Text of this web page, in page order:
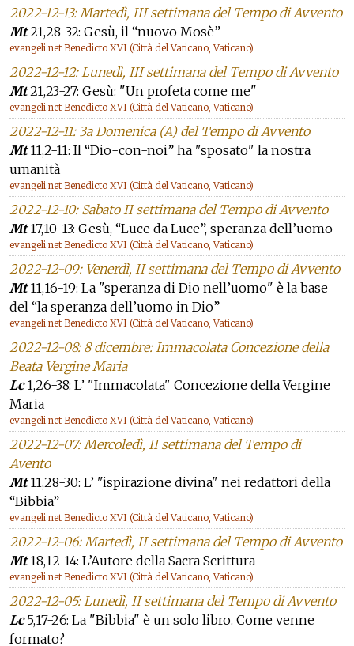
2022-12-13: Martedì, III settimana del Tempo di Avvento
Mt21,28-32: Gesù, il “nuovo Mosè”
evangeli.net Benedicto XVI (Città del Vaticano, Vaticano)
2022-12-12: Lunedì, III settimana del Tempo di Avvento
Mt21,23-27: Gesù: "Un profeta come me"
evangeli.net Benedicto XVI (Città del Vaticano, Vaticano)
2022-12-11: 3a Domenica (A) del Tempo di Avvento
Mt11,2-11: Il “Dio-con-noi” ha "sposato" la nostra
umanità
evangeli.net Benedicto XVI (Città del Vaticano, Vaticano)
2022-12-10: Sabato II settimana del Tempo di Avvento
Mt17,10-13: Gesù, “Luce da Luce”, speranza dell’uomo
evangeli.net Benedicto XVI (Città del Vaticano, Vaticano)
2022-12-09: Venerdì, II settimana del Tempo di Avvento
Mt11,16-19: La "speranza di Dio nell’uomo" è la base
del “la speranza dell’uomo in Dio”
evangeli.net Benedicto XVI (Città del Vaticano, Vaticano)
2022-12-08: 8 dicembre: Immacolata Concezione della
Beata Vergine Maria
Lc1,26-38: L’ "Immacolata" Concezione della Vergine
Maria
evangeli.net Benedicto XVI (Città del Vaticano, Vaticano)
2022-12-07: Mercoledì, II settimana del Tempo di
Avento
Mt11,28-30: L’ "ispirazione divina" nei redattori della
“Bibbia”
evangeli.net Benedicto XVI (Città del Vaticano, Vaticano)
2022-12-06: Martedì, II settimana del Tempo di Avvento
Mt18,12-14: L’Autore della Sacra Scrittura
evangeli.net Benedicto XVI (Città del Vaticano, Vaticano)
2022-12-05: Lunedì, II settimana del Tempo di Avvento
Lc5,17-26: La "Bibbia" è un solo libro. Come venne
formato?